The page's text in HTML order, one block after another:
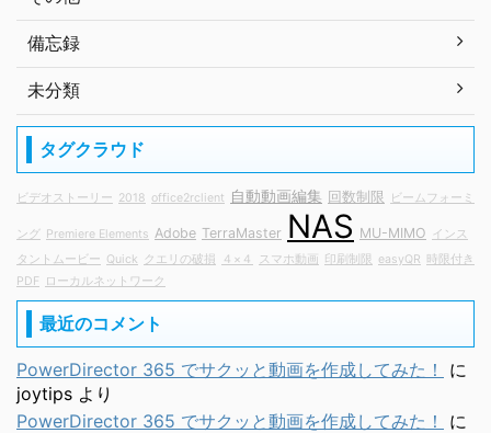
備忘録
未分類
タグクラウド
ビデオストーリー 2018 office2rclient 自動動画編集 回数制限 ビームフォーミ
ング Premiere Elements Adobe TerraMaster NAS MU-MIMO
インス
タントムービー Quick クエリの破損 ４×４ スマホ動画 印刷制限 easyQR 時限付き
PDF
ローカルネットワーク
最近のコメント
PowerDirector 365 でサクッと動画を作成してみた！
に
joytips より
PowerDirector 365 でサクッと動画を作成してみた！
に